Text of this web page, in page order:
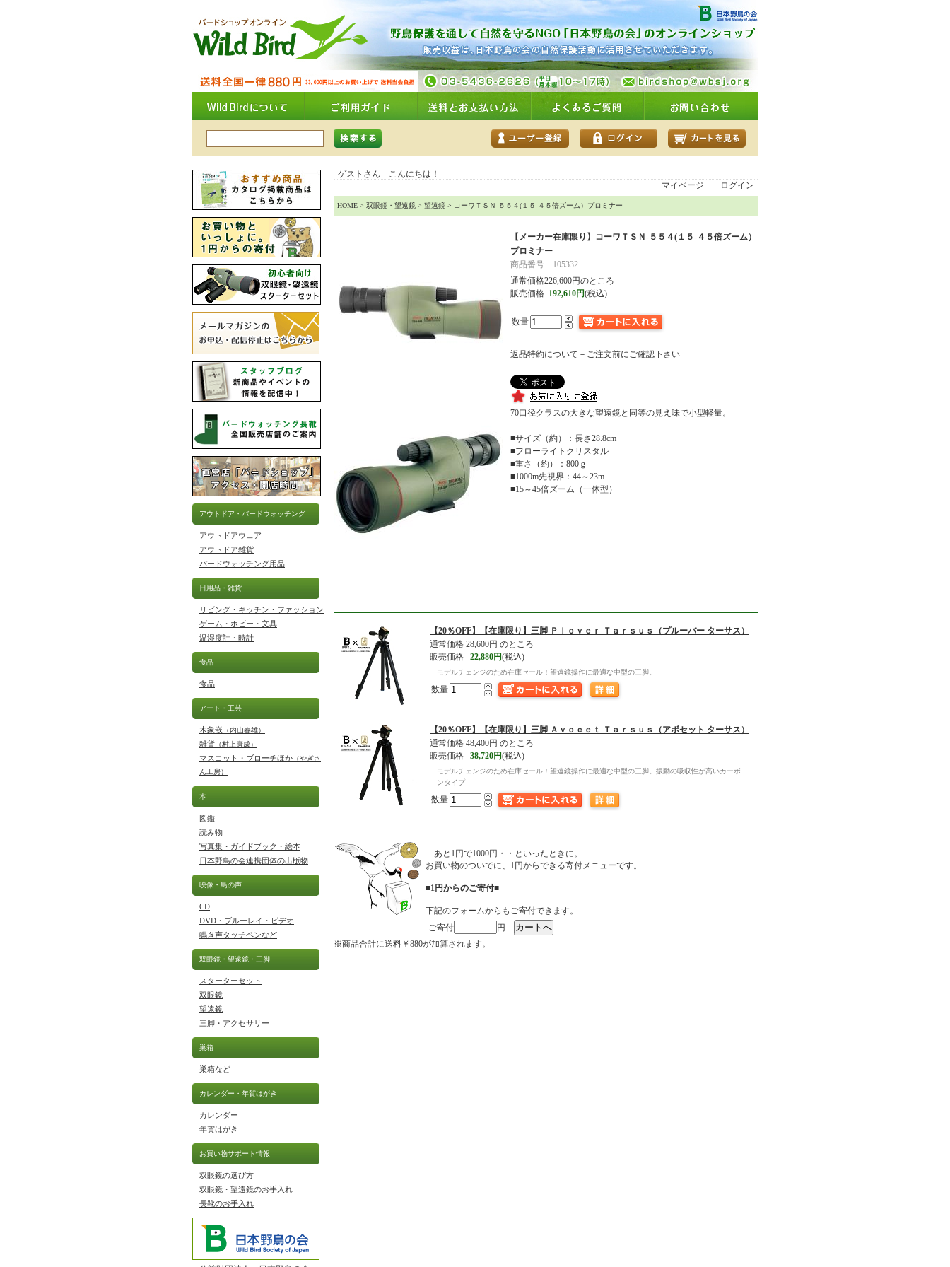
アウトドア・バードウォッチング
アウトドアウェア
アウトドア雑貨
バードウォッチング用品
日用品・雑貨
リビング・キッチン・ファッション
ゲーム・ホビー・文具
温湿度計・時計
食品
食品
アート・工芸
木象嵌 （内山春雄）
雑貨 （村上康成）
マスコット・ブローチほか （やぎさ
ん工房）
本
図鑑
読み物
写真集・ガイドブック・絵本
日本野鳥の会連携団体の出版物
映像・鳥の声
CD
DVD・ブルーレイ・ビデオ
鳴き声タッチペンなど
双眼鏡・望遠鏡・三脚
スターターセット
双眼鏡
望遠鏡
三脚・アクセサリー
巣箱
巣箱など
カレンダー・年賀はがき
カレンダー
年賀はがき
お買い物サポート情報
双眼鏡の選び方
双眼鏡・望遠鏡のお手入れ
長靴のお手入れ
ゲストさん こんにちは！
マイページ
ログイン
HOME > 双眼鏡・望遠鏡 > 望遠鏡 > コーワＴＳＮ-５５４(１５-４５倍ズーム）プロミナー
【メーカー在庫限り】 コーワＴＳＮ-５５４(１５-４５倍ズーム）
プロミナー
商品番号 105332
通常価格226,600円のところ
販売価格 192,610円(税込)
数量
返品特約について－ご注文前にご確認下さい
70口径クラスの大きな望遠鏡と同等の見え味で小型軽量。
■サイズ（約）：長さ28.8cm
■フローライトクリスタル
■重さ（約）：800ｇ
■1000m先視界：44～23m
■15～45倍ズーム（一体型）
【20％OFF】【在庫限り】 三脚 Ｐｌｏｖｅｒ Ｔａｒｓｕｓ（プルーバー ターサス）
通常価格 28,600円 のところ
販売価格
22,880円(税込)
モデルチェンジのため在庫セール！望遠鏡操作に最適な中型の三脚。
数量
【20％OFF】【在庫限り】 三脚 Ａｖｏｃｅｔ Ｔａｒｓｕｓ（アボセット ターサス）
通常価格 48,400円 のところ
販売価格
38,720円(税込)
モデルチェンジのため在庫セール！望遠鏡操作に最適な中型の三脚。振動の吸収性が高いカーボ
ンタイプ
数量
あと1円で1000円・・といったときに。
お買い物のついでに、1円からできる寄付メニューです。
■1円からのご寄付■
下記のフォームからもご寄付できます。
ご寄付
円
※商品合計に送料￥880が加算されます。